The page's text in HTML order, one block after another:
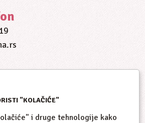
"KOLAČIĆE"
i druge tehnologije kako